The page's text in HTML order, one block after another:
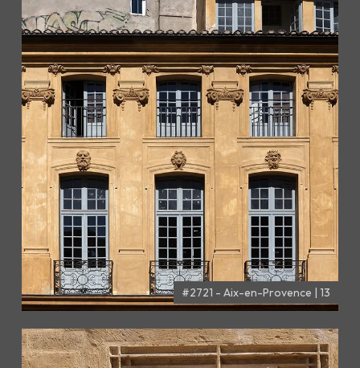
#2721 - Aix-en-Provence | 13